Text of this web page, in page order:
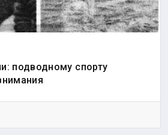
подводному спорту